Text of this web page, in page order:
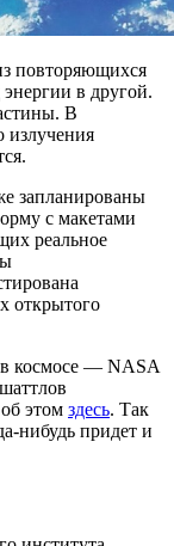
повторяющихся
в другой.
В
излучения
запланированы
с макетами
реальное
открытого
в космосе — NASA
этом здесь. Так
нибудь придет и